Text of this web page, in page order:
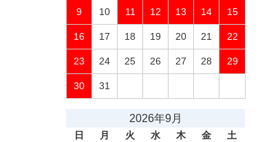
9 10 11 12 13 14 15
16 17 18 19 20 21 22
23 24 25 26 27 28 29
30 31
2026年9月
日 月 火 水 木 金
土